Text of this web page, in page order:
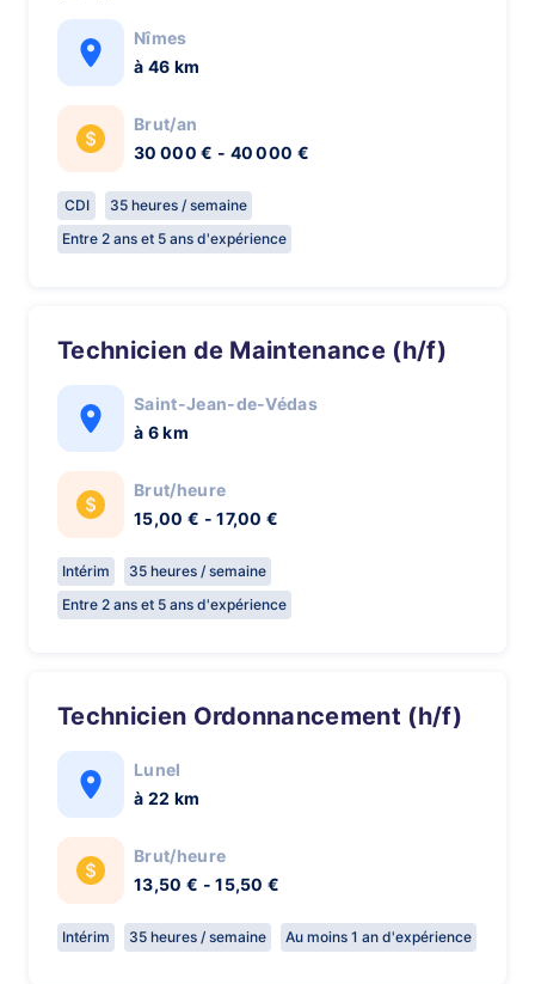
Nîmes
à 46 km
Brut/an
30 000 € - 40 000 €
CDI
35 heures / semaine
Entre 2 ans et 5 ans d'expérience
Technicien de Maintenance (h/f)
Saint-Jean-de-Védas
à 6 km
Brut/heure
15,00 € - 17,00 €
Intérim
35 heures / semaine
Entre 2 ans et 5 ans d'expérience
Technicien Ordonnancement (h/f)
Lunel
à 22 km
Brut/heure
13,50 € - 15,50 €
Intérim 35 heures / semaine Au moins 1 an d'expérience